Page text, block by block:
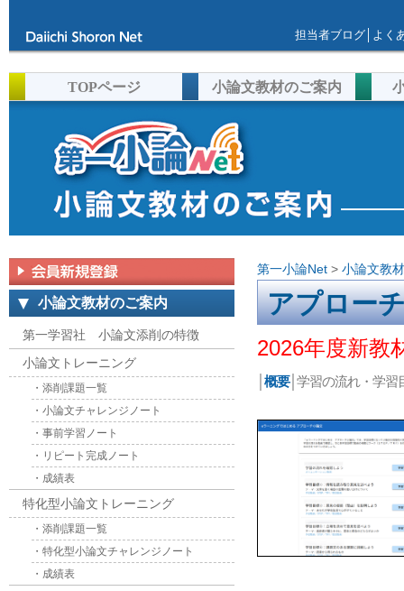
担当者ブログ よく
TOPページ 小論文教材のご案内
小論文教材のご案内
第一学習社 小論文添削の特徴
小論文トレーニング
・添削課題一覧
・小論文チャレンジノート
・事前学習ノート
・リピート完成ノート
・成績表
特化型小論文トレーニング
・添削課題一覧
・特化型小論文チャレンジノート
・成績表
第一小論Net > 小論文教
アプロー
2026年度新教
概要│ 学習の流れ・学習